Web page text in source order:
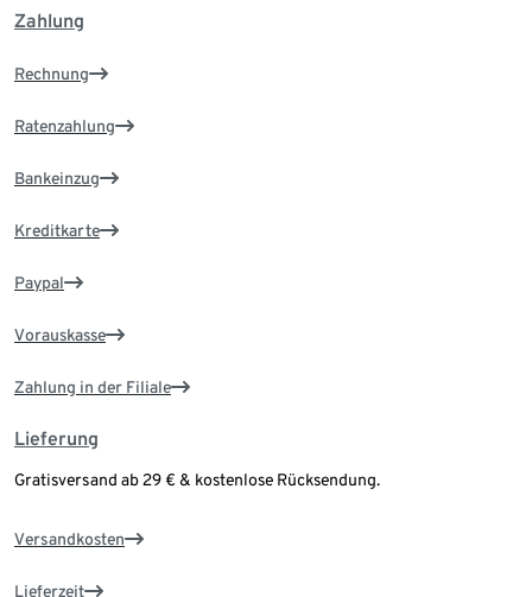
Zahlung
Rechnung
Ratenzahlung
Bankeinzug
Kreditkarte
Paypal
Vorauskasse
Zahlung in der Filiale
Lieferung
Gratisversand ab 29 € & kostenlose Rücksendung.
Versandkosten
Lieferzeit